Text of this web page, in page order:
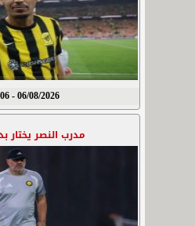
06/08/2026 - 10:06 م
مدرب النصر